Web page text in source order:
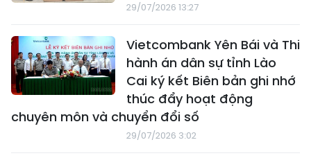
29/07/2026 13:27
Vietcombank Yên Bái và Thi
hành án dân sự tỉnh Lào
Cai ký kết Biên bản ghi nhớ
thúc đẩy hoạt động
chuyên môn và chuyển đổi số
29/07/2026 3:02